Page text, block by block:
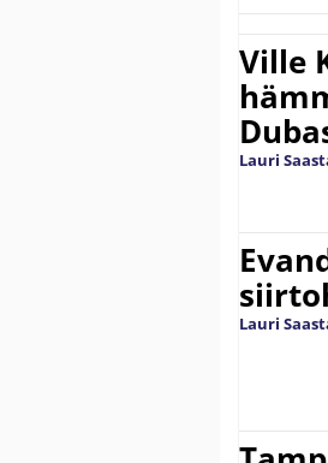
Ville
Lauri
Lauri